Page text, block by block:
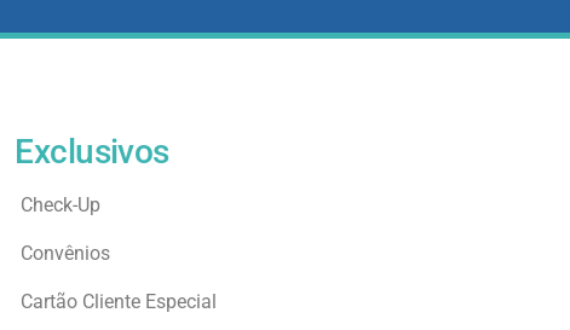
Exclusivos
Check-Up
Convênios
Cartão Cliente Especial